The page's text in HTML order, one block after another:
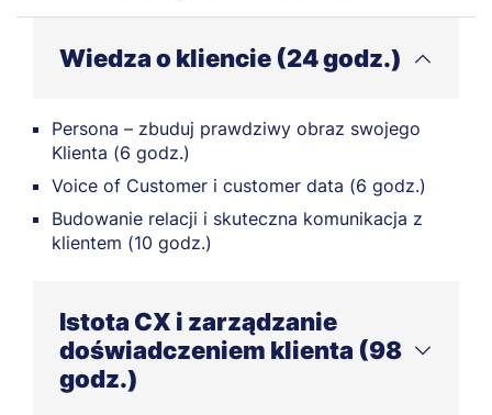
Wiedza o kliencie (24 godz.)
Persona – zbuduj prawdziwy obraz swojego
Klienta (6 godz.)
Voice of Customer i customer data (6 godz.)
Budowanie relacji i skuteczna komunikacja z
klientem (10 godz.)
Istota CX i zarządzanie
doświadczeniem klienta (98
godz.)